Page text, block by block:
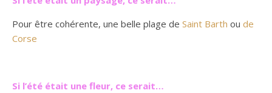
Pour être cohérente, une belle plage de Saint Barth ou de
Corse
Si l’été était une fleur, ce serait…